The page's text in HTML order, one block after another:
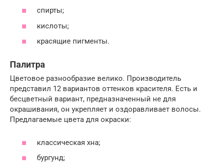
спирты;
кислоты;
красящие пигменты.
Палитра
Цветовое разнообразие велико. Производитель
представил 12 вариантов оттенков красителя. Есть и
бесцветный вариант, предназначенный не для
окрашивания, он укрепляет и оздоравливает волосы.
Предлагаемые цвета для окраски:
классическая хна;
бургунд;